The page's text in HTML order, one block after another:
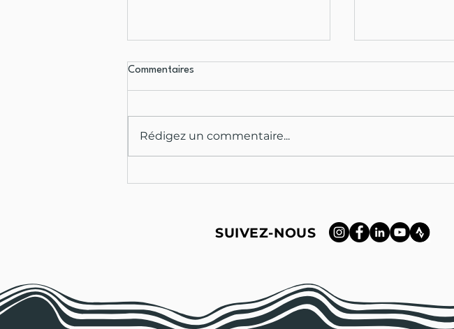
📢 L'AFFICHE
Commentaires
Rédigez un commentaire...
SUIVEZ-NOUS